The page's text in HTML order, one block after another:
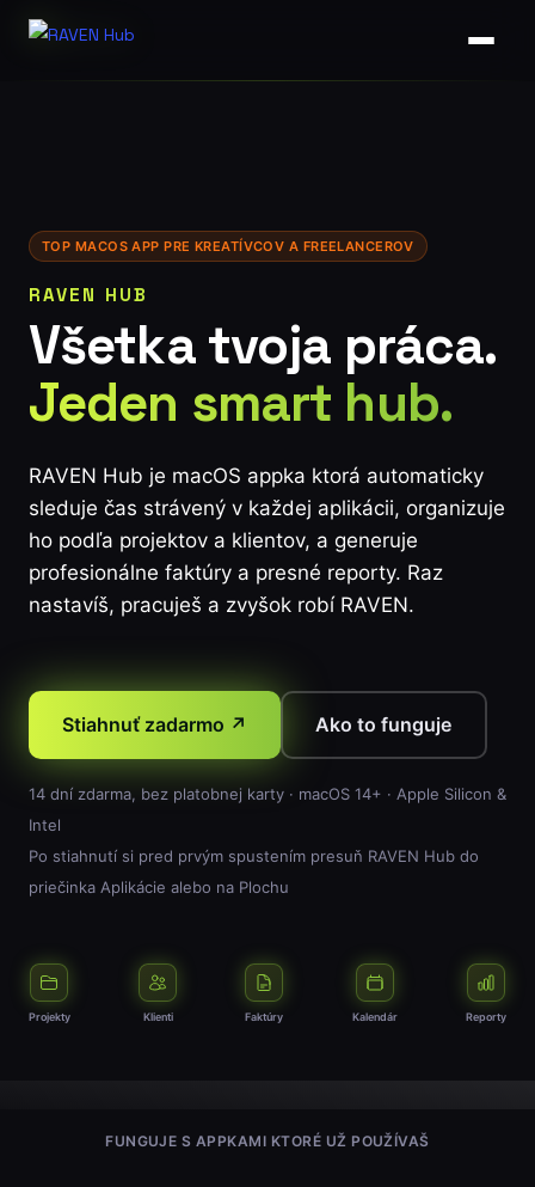
Skip
TOP MACOS APP PRE KREATÍVCOV A FREELANCEROV
RAVEN HUB
Všetka tvoja práca.
Jeden smart hub.
RAVEN Hub je macOS appka ktorá automaticky
sleduje čas strávený v každej aplikácii, organizuje
ho podľa projektov a klientov, a generuje
profesionálne faktúry a presné reporty. Raz
nastavíš, pracuješ a zvyšok robí RAVEN.
Stiahnuť zadarmo ↗ Ako to funguje
14 dní zdarma, bez platobnej karty · macOS 14+ · Apple Silicon &
Intel
Po stiahnutí si pred prvým spustením presuň RAVEN Hub do
priečinka Aplikácie alebo na Plochu
Projekty Klienti Faktúry Kalendár Reporty
FUNGUJE S APPKAMI KTORÉ UŽ POUŽÍVAŠ